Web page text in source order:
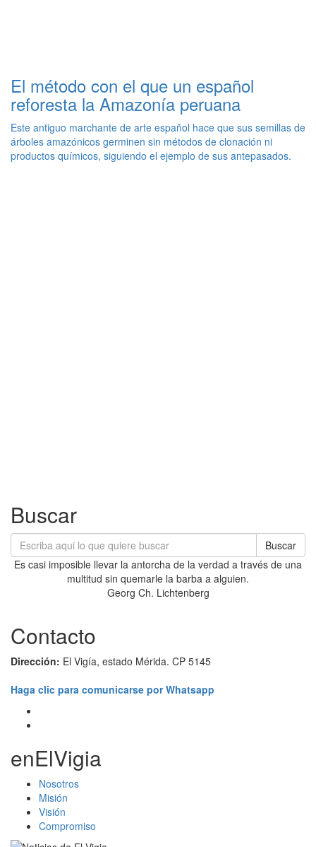
El método con el que un español
reforesta la Amazonía peruana
Este antiguo marchante de arte español hace que sus semillas de
árboles amazónicos germinen sin métodos de clonación ni
productos químicos, siguiendo el ejemplo de sus antepasados.
Buscar
Buscar
Es casi imposible llevar la antorcha de la verdad a través de una
multitud sin quemarle la barba a alguien.
Georg Ch. Lichtenberg
Contacto
Dirección: El Vigía, estado Mérida. CP 5145
Haga clic para comunicarse por Whatsapp
enElVigia
Nosotros
Misión
Visión
Compromiso